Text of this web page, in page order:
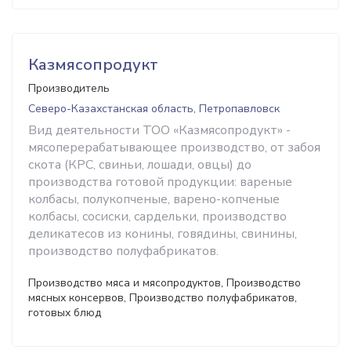
Казмясопродукт
Производитель
Северо-Казахстанская область, Петропавловск
Вид деятельности ТОО «Казмясопродукт» -
мясоперерабатывающее производство, от забоя
скота (КРС, свиньи, лошади, овцы) до
производства готовой продукции: вареные
колбасы, полукопченые, варено-копченые
колбасы, сосиски, сардельки, производство
деликатесов из конины, говядины, свинины,
производство полуфабрикатов.
Производство мяса и мясопродуктов, Производство
мясных консервов, Производство полуфабрикатов,
готовых блюд